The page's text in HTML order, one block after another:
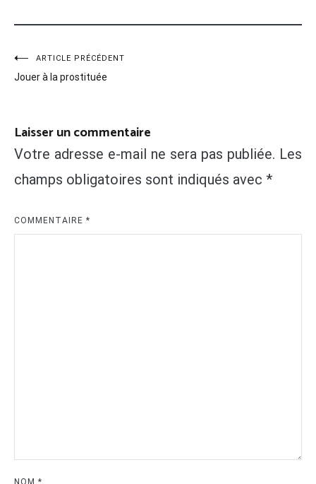
Navigation
de
ARTICLE PRÉCÉDENT
Jouer à la prostituée
Laisser un commentaire
Votre adresse e-mail ne sera pas publiée. Les
champs obligatoires sont indiqués avec *
COMMENTAIRE *
NOM *